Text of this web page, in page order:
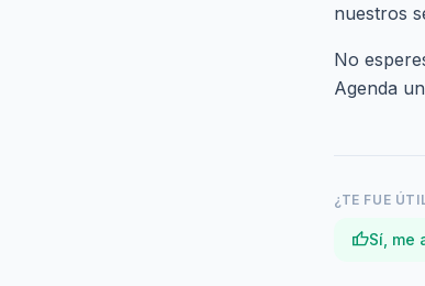
nuestros
No
Agenda
¿TE FUE
thumb_upSí, me